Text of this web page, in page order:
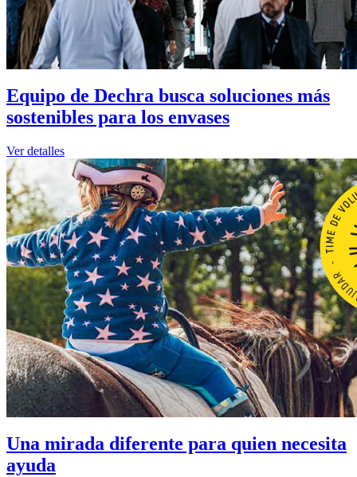
Equipo de Dechra busca soluciones más
sostenibles para los envases
Ver detalles
Una mirada diferente para quien necesita
ayuda